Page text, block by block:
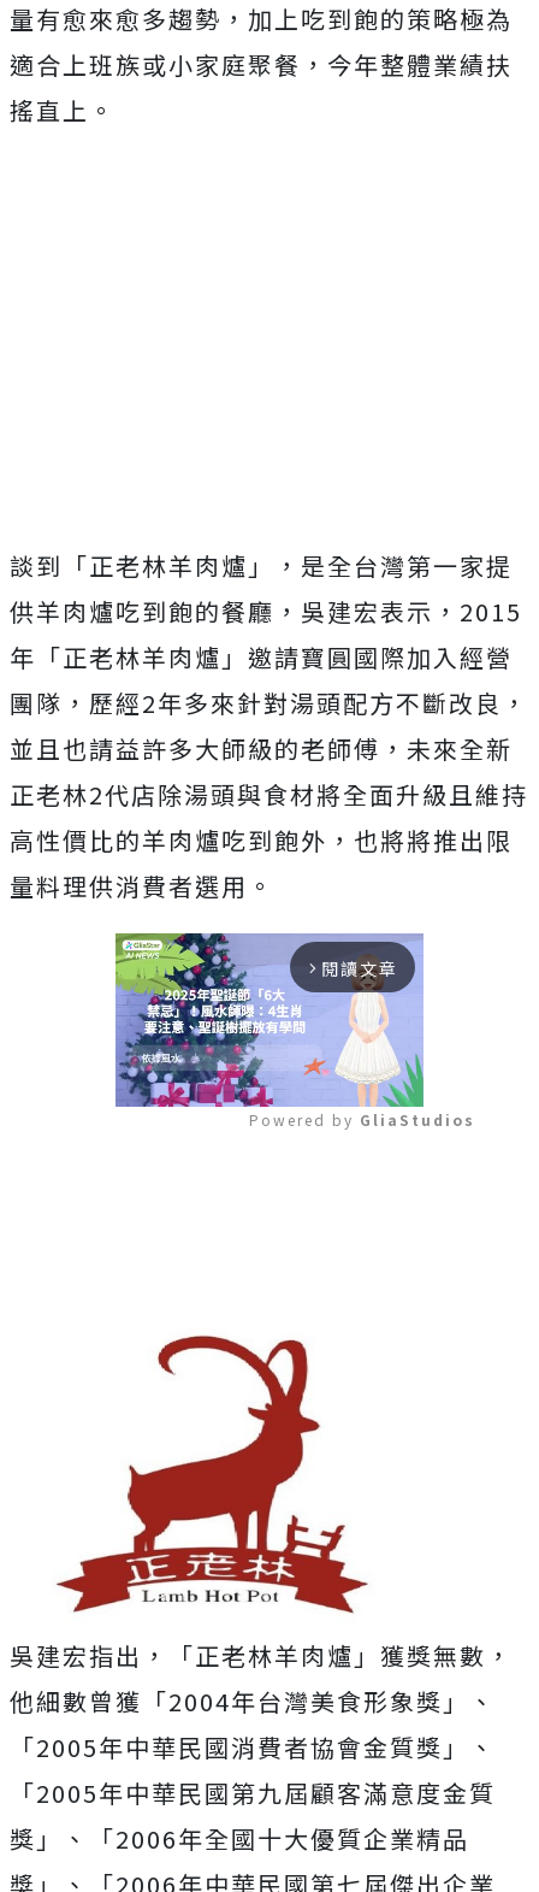
量有愈來愈多趨勢，加上吃到飽的策略極為
適合上班族或小家庭聚餐，今年整體業績扶
搖直上。
談到「正老林羊肉爐」，是全台灣第一家提
供羊肉爐吃到飽的餐廳，吳建宏表示，2015
年「正老林羊肉爐」邀請寶圓國際加入經營
團隊，歷經2年多來針對湯頭配方不斷改良，
並且也請益許多大師級的老師傅，未來全新
正老林2代店除湯頭與食材將全面升級且維持
高性價比的羊肉爐吃到飽外，也將將推出限
量料理供消費者選用。
arrow_forward_ios 閱讀文章
Powered by GliaStudios
吳建宏指出，「正老林羊肉爐」獲獎無數，
他細數曾獲「2004年台灣美食形象獎」、
「2005年中華民國消費者協會金質獎」、
「2005年中華民國第九屆顧客滿意度金質
獎」、「2006年全國十大優質企業精品
獎」、「2006年中華民國第七屆傑出企業